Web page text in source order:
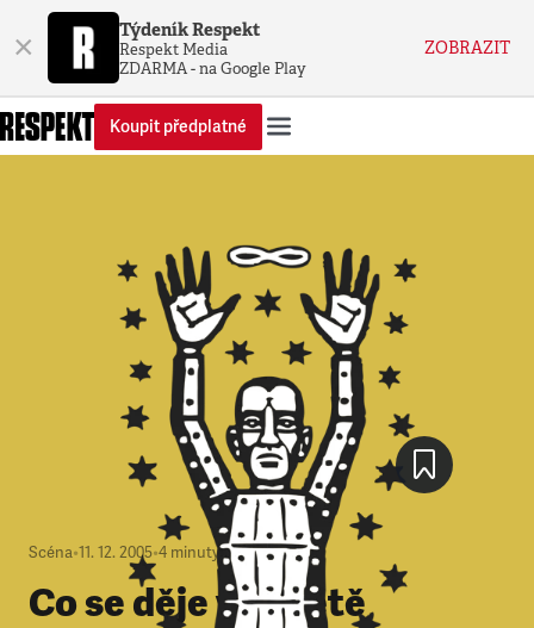
× Týdeník Respekt
Respekt Media
ZDARMA - na Google Play
ZOBRAZIT
Koupit předplatné
Scéna•11. 12. 2005•4 minuty
Co se děje ve světě